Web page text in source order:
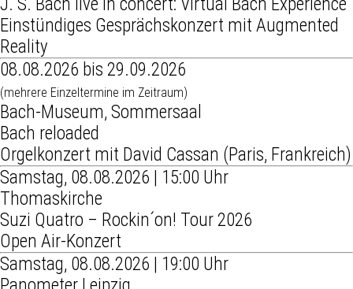
J. S. Bach live in concert: Virtual Bach Experience
Einstündiges Gesprächskonzert mit Augmented
Reality
08.08.2026 bis 29.09.2026
(mehrere Einzeltermine im Zeitraum)
Bach-Museum, Sommersaal
Bach reloaded
Orgelkonzert mit David Cassan (Paris, Frankreich)
Samstag, 08.08.2026 | 15:00 Uhr
Thomaskirche
Suzi Quatro – Rockin´on! Tour 2026
Open Air-Konzert
Samstag, 08.08.2026 | 19:00 Uhr